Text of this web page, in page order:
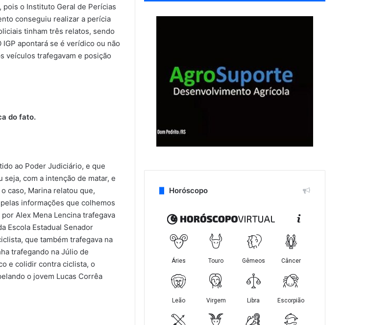
o Instituto Geral de Perícias
conseguiu realizar a perícia
tinham três relatos, sendo
apontará se é verídico ou não
veículos trafegavam e posição
do fato.
ao Poder Judiciário, e que
com a intenção de matar, e
caso, Marina relatou que,
informações que colhemos
Alex Mena Lencina trafegava
Escola Estadual Senador
que também trafegava na
trafegando na Júlio de
e colidir contra ciclista, o
o jovem Lucas Corrêa
Horóscopo